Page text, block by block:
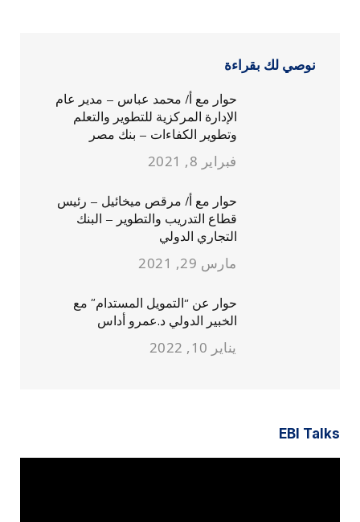
نوصي لك بقراءة
حوار مع أ/ محمد عباس – مدير عام
الإدارة المركزية للتطوير والتعلم
وتطوير الكفاءات – بنك مصر
فبراير 8, 2021
حوار مع أ/ مرقص ميخائيل – رئيس
قطاع التدريب والتطوير – البنك
التجاري الدولي
مارس 29, 2021
حوار عن “التمويل المستدام” مع
الخبير الدولي د.عمرو أداس
يناير 10, 2022
EBI Talks